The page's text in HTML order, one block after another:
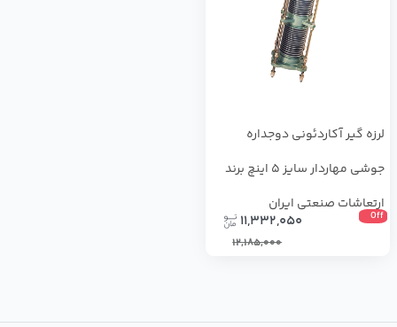
لرزه گیر آکاردئونی دوجداره
جوشی مهاردار سایز 5 اینچ برند
ارتعاشات صنعتی ایران
Off
11,332,050
12,185,000